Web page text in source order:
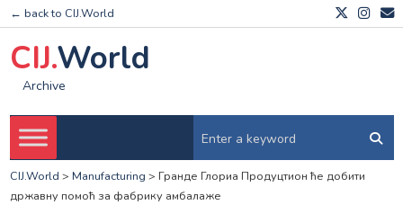
← back to CIJ.World
CIJ.World
Archive
CIJ.World > Manufacturing > Гранде Глориа Продуцтион ће добити
државну помоћ за фабрику амбалаже